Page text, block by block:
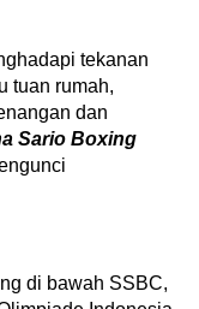
tekanan
tuan rumah,
dan
Sario Boxing
di bawah SSBC,